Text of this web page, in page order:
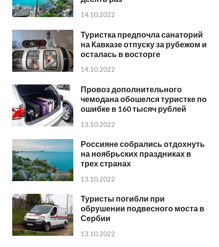
14.10.2022
Туристка предпочла санаторий
на Кавказе отпуску за рубежом и
осталась в восторге
14.10.2022
Провоз дополнительного
чемодана обошелся туристке по
ошибке в 160 тысяч рублей
13.10.2022
Россияне собрались отдохнуть
на ноябрьских праздниках в
трех странах
13.10.2022
Туристы погибли при
обрушении подвесного моста в
Сербии
13.10.2022